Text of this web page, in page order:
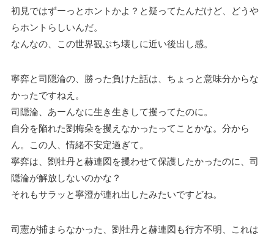
初見ではずーっとホントかよ？と疑ってたんだけど、どうや
らホントらしいんだ。
なんなの、この世界観ぶち壊しに近い後出し感。
寧弈と司隠淪の、勝った負けた話は、ちょっと意味分からな
かったですねえ。
司隠淪、あーんなに生き生きして攫ってたのに。
自分を陥れた劉梅朵を攫えなかったってことかな。分から
ん。この人、情緒不安定過ぎて。
寧弈は、劉牡丹と赫連図を攫わせて保護したかったのに、司
隠淪が解放しないのかな？
それもサラッと寧澄が連れ出したみたいですどね。
司憲が捕まらなかった、劉牡丹と赫連図も行方不明、これは